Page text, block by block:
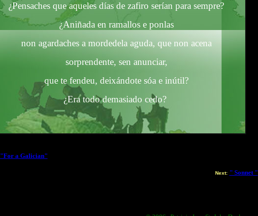
¿Pensaches queaqueles días de zafiro serían para sempre?
¿Aniñada en ramallose ponlas
non agardachesa mordedela aguda, que non acena
sorprendente, sen anunciar,
quete fendeu, deixándote sóa e inútil?
¿Era todo demasiado cedo?
"For a Galician"
Next: " Sonnet "